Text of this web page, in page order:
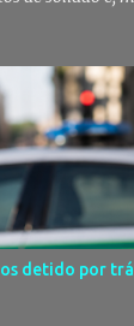
aos
de
proteção
do CAES
na
colaboração
animais de
detido por